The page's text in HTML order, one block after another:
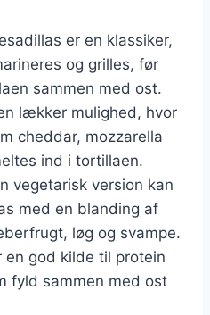
er en klassiker,
og grilles, før
sammen med ost.
lækker mulighed, hvor
cheddar, mozzarella
ind i tortillaen.
vegetarisk version kan
med en blanding af
løg og svampe.
en god kilde til protein
fyld sammen med ost